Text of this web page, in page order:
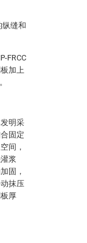
纵缝和
FRCC
加上
明采
固定
间，
浆
固，
抹压
厚